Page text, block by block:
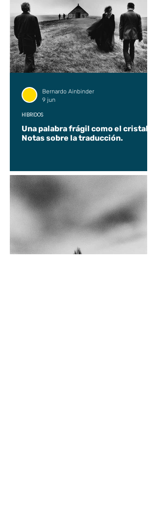
Una palabra frágil como el cristal.
Notas sobre la traducción.
HÍBRIDOS
Bernardo Ainbinder
9 jun